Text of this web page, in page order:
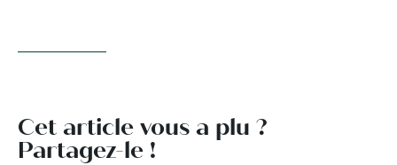
Cet article vous a plu ?
Partagez-le !